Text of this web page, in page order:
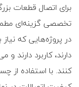
برای اتصال قطعات
تخصصی گزینه‌ای
در پروژه‌هایی که
دارند، کاربرد دارند
کنند. با استفاده